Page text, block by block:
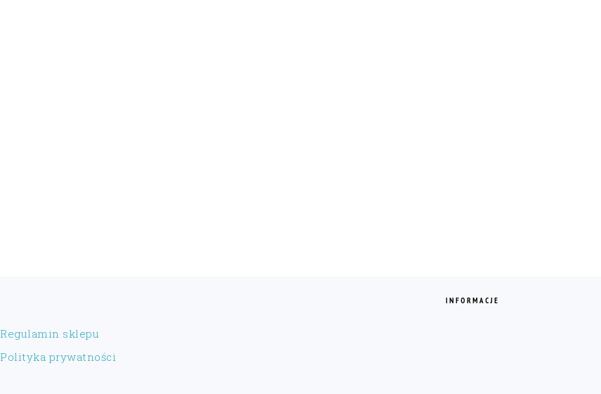
INFORMACJE
Regulamin sklepu
Polityka prywatności